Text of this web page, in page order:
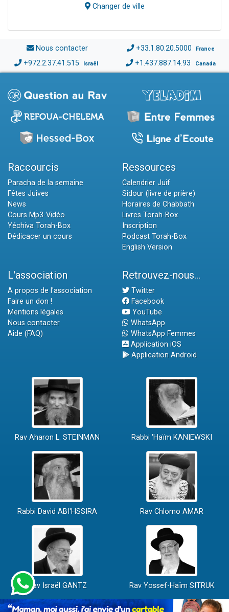
Changer de ville
Nous contacter +33.1.80.20.5000 France
+972.2.37.41.515 Israël +1.437.887.14.93 Canada
Raccourcis
Paracha de la semaine
Fêtes Juives
News
Cours Mp3-Vidéo
Yéchiva Torah-Box
Dédicacer un cours
Ressources
Calendrier Juif
Sidour (livre de prière)
Horaires de Chabbath
Livres Torah-Box
Inscription
Podcast Torah-Box
English Version
L'association
A propos de l'association
Faire un don !
Mentions légales
Nous contacter
Aide (FAQ)
Retrouvez-nous...
Twitter
Facebook
YouTube
WhatsApp
WhatsApp Femmes
Application iOS
Application Android
Rav Aharon L. STEINMAN Rabbi 'Haïm KANIEWSKI
Rabbi David ABI'HSSIRA Rav Chlomo AMAR
Rav Israël GANTZ Rav Yossef-Haïm SITRUK